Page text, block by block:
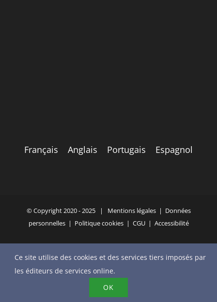
Français Anglais Portugais Espagnol
© Copyright 2020 - 2025 | Mentions légales| Données
personnelles| Politique cookies| CGU| Accessibilité
YouTubeX BlueskyInstagramFacebookLinkedInEmail
Téléphone
Ce site utilise des cookies et des services tiers imposés par
les éditeurs de services online.
OK